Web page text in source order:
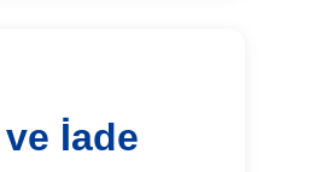
İade